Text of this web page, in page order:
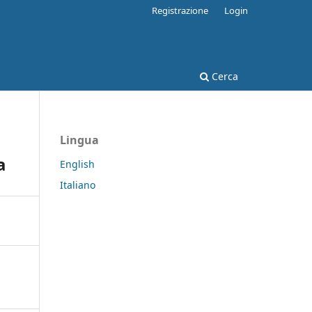
Cerca
Registrazione Login
Lingua
English
Italiano